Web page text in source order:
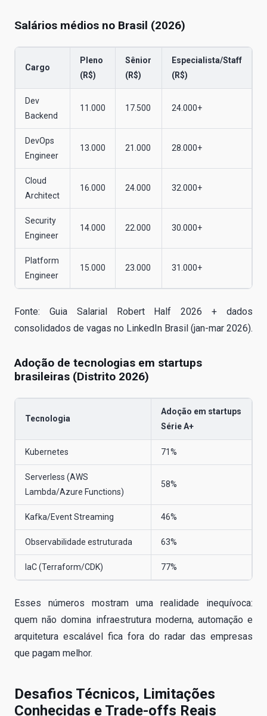
Salários médios no Brasil (2026)
Cargo
Pleno
(R$)
Sênior
(R$)
Especialista/Staff
(R$)
Dev
Backend
11.000 17.500 24.000+
DevOps
Engineer
13.000 21.000 28.000+
Cloud
Architect
16.000 24.000 32.000+
Security
Engineer
14.000 22.000 30.000+
Platform
Engineer
15.000 23.000 31.000+
Fonte: Guia Salarial Robert Half 2026 + dados
consolidados de vagas no LinkedIn Brasil (jan-mar 2026).
Adoção de tecnologias em startups
brasileiras (Distrito 2026)
Tecnologia
Adoção em startups
Série A+
Kubernetes 71%
Serverless (AWS
Lambda/Azure Functions)
58%
Kafka/Event Streaming 46%
Observabilidade estruturada 63%
IaC (Terraform/CDK) 77%
Esses números mostram uma realidade inequívoca:
quem não domina infraestrutura moderna, automação e
arquitetura escalável fica fora do radar das empresas
que pagam melhor.
Desafios Técnicos, Limitações
Conhecidas e Trade-offs Reais